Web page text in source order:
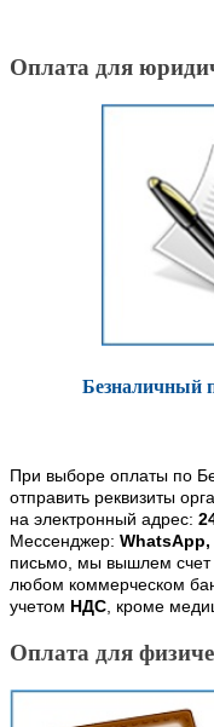
Оплата для
Безналичный
При выборе оплаты по
отправить реквизиты
на электронный адрес:
Мессенджер: WhatsApp,
письмо, мы вышлем счет
любом коммерческом
учетом НДС, кроме
Оплата для